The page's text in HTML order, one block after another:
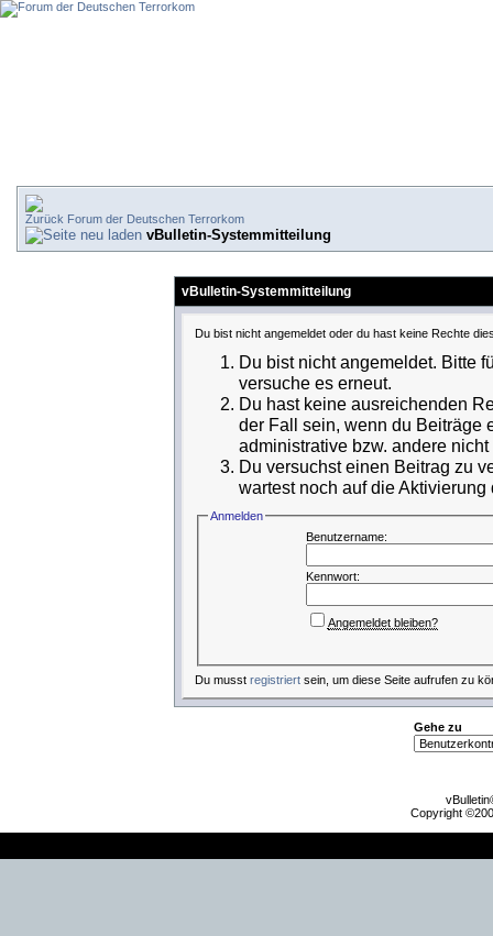
Forum der Deutschen Terrorkom
vBulletin-Systemmitteilung
vBulletin-Systemmitteilung
Du bist nicht angemeldet oder du hast keine Rechte
Du bist nicht angemeldet. Bitte
versuche es erneut.
Du hast keine ausreichenden
der Fall sein, wenn du Beiträge
administrative bzw. andere
Du versuchst einen Beitrag zu
wartest noch auf die
Anmelden
Benutzername:
Kennwort:
Angemeldet bleiben?
Du musst registriertsein, um diese Seite aufrufen zu
Gehe zu
Copyright